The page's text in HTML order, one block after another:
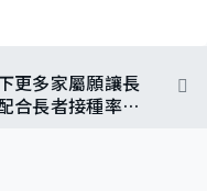
更多家屬願讓長
長者接種率可